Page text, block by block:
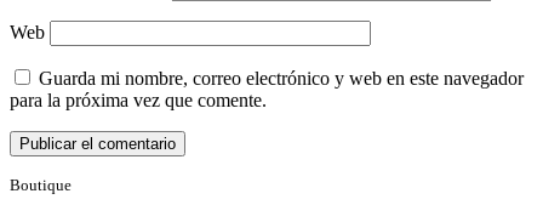
Web
Guarda mi nombre, correo electrónico y web en este navegador
para la próxima vez que comente.
Boutique